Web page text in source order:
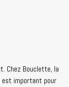
Chez Bouclette, la
est important pour